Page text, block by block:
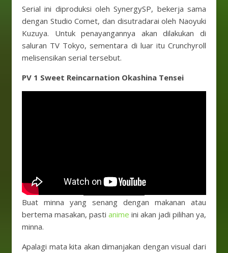
Serial ini diproduksi oleh SynergySP, bekerja sama
dengan Studio Comet, dan disutradarai oleh Naoyuki
Kuzuya. Untuk penayangannya akan dilakukan di
saluran TV Tokyo, sementara di luar itu Crunchyroll
melisensikan serial tersebut.
PV 1 Sweet Reincarnation Okashina Tensei
Buat minna yang senang dengan makanan atau
bertema masakan, pasti anime ini akan jadi pilihan ya,
minna.
Apalagi mata kita akan dimanjakan dengan visual dari